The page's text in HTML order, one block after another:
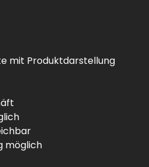
mit Produktdarstellung
möglich